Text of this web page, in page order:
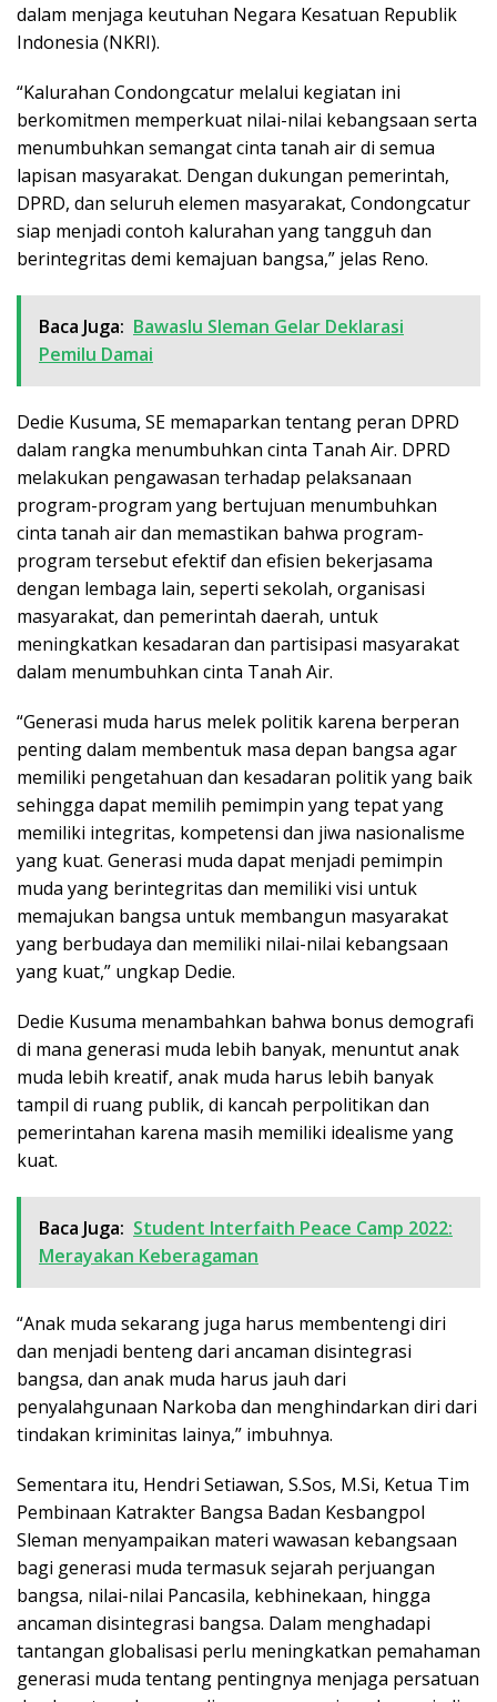
dalam menjaga keutuhan Negara Kesatuan Republik
Indonesia (NKRI).
“Kalurahan Condongcatur melalui kegiatan ini
berkomitmen memperkuat nilai-nilai kebangsaan serta
menumbuhkan semangat cinta tanah air di semua
lapisan masyarakat. Dengan dukungan pemerintah,
DPRD, dan seluruh elemen masyarakat, Condongcatur
siap menjadi contoh kalurahan yang tangguh dan
berintegritas demi kemajuan bangsa,” jelas Reno.
Baca Juga: Bawaslu Sleman Gelar Deklarasi
Pemilu Damai
Dedie Kusuma, SE memaparkan tentang peran DPRD
dalam rangka menumbuhkan cinta Tanah Air. DPRD
melakukan pengawasan terhadap pelaksanaan
program-program yang bertujuan menumbuhkan
cinta tanah air dan memastikan bahwa program-
program tersebut efektif dan efisien bekerjasama
dengan lembaga lain, seperti sekolah, organisasi
masyarakat, dan pemerintah daerah, untuk
meningkatkan kesadaran dan partisipasi masyarakat
dalam menumbuhkan cinta Tanah Air.
“Generasi muda harus melek politik karena berperan
penting dalam membentuk masa depan bangsa agar
memiliki pengetahuan dan kesadaran politik yang baik
sehingga dapat memilih pemimpin yang tepat yang
memiliki integritas, kompetensi dan jiwa nasionalisme
yang kuat. Generasi muda dapat menjadi pemimpin
muda yang berintegritas dan memiliki visi untuk
memajukan bangsa untuk membangun masyarakat
yang berbudaya dan memiliki nilai-nilai kebangsaan
yang kuat,” ungkap Dedie.
Dedie Kusuma menambahkan bahwa bonus demografi
di mana generasi muda lebih banyak, menuntut anak
muda lebih kreatif, anak muda harus lebih banyak
tampil di ruang publik, di kancah perpolitikan dan
pemerintahan karena masih memiliki idealisme yang
kuat.
Baca Juga: Student Interfaith Peace Camp 2022:
Merayakan Keberagaman
“Anak muda sekarang juga harus membentengi diri
dan menjadi benteng dari ancaman disintegrasi
bangsa, dan anak muda harus jauh dari
penyalahgunaan Narkoba dan menghindarkan diri dari
tindakan kriminitas lainya,” imbuhnya.
Sementara itu, Hendri Setiawan, S.Sos, M.Si, Ketua Tim
Pembinaan Katrakter Bangsa Badan Kesbangpol
Sleman menyampaikan materi wawasan kebangsaan
bagi generasi muda termasuk sejarah perjuangan
bangsa, nilai-nilai Pancasila, kebhinekaan, hingga
ancaman disintegrasi bangsa. Dalam menghadapi
tantangan globalisasi perlu meningkatkan pemahaman
generasi muda tentang pentingnya menjaga persatuan